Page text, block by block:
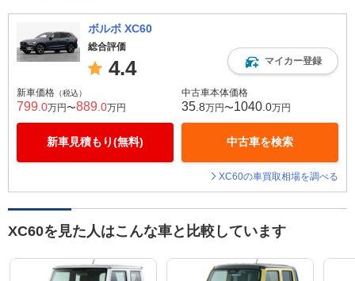
ボルボ XC60
総合評価
4.4 マイカー登録
新車価格 （税込）
799 .0万円〜889 .0万円
新車見積もり(無料)
中古車本体価格
35 .8万円〜1040 .0万円
中古車を検索
XC60の車買取相場を調べる
XC60を見た人はこんな車と比較しています